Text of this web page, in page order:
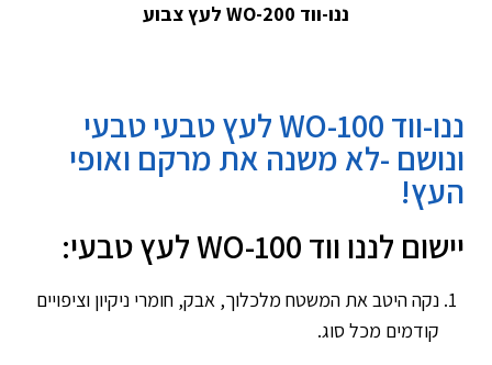
ננו-ווד WO-200 לעץ צבוע
ננו-ווד WO-100 לעץ טבעי טבעי
ונושם -לא משנה את מרקם ואופי
העץ!
יישום לננו ווד WO-100 לעץ טבעי:
נקה היטב את המשטח מלכלוך, אבק, חומרי ניקיון וציפויים
קודמים מכל סוג.